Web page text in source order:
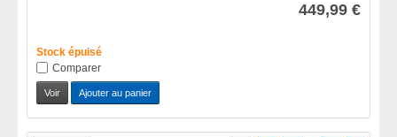
449,99 €
Stock épuisé
Comparer
Voir Ajouter au panier